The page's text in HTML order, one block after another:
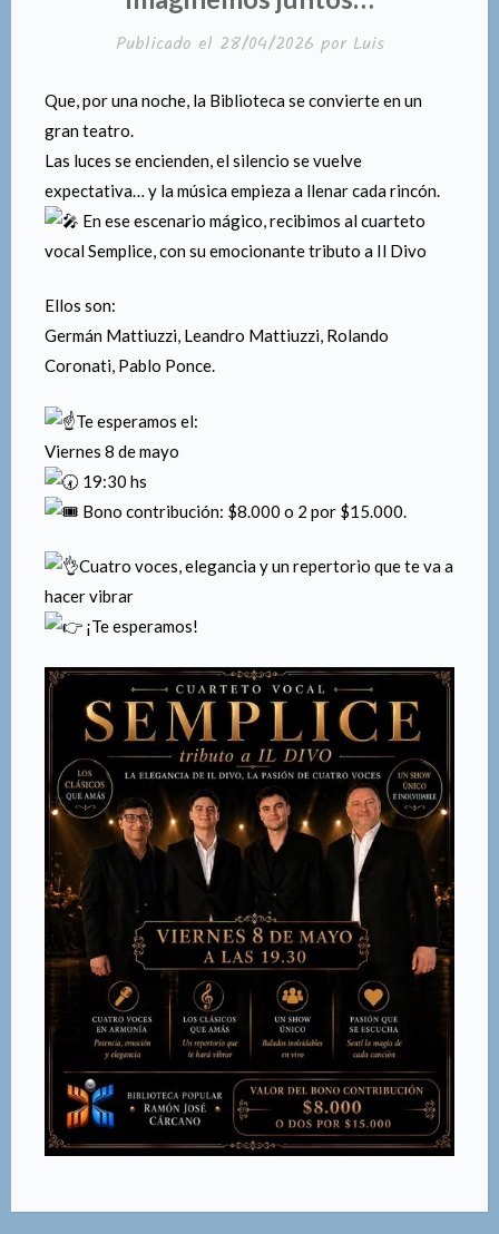
Publicado el 28/04/2026 por Luis
Que, por una noche, la Biblioteca se convierte en un
gran teatro.
Las luces se encienden, el silencio se vuelve
expectativa… y la música empieza a llenar cada rincón.
En ese escenario mágico, recibimos al cuarteto
vocal Semplice, con su emocionante tributo a Il Divo
Ellos son:
Germán Mattiuzzi, Leandro Mattiuzzi, Rolando
Coronati, Pablo Ponce.
Te esperamos el:
Viernes 8 de mayo
19:30 hs
Bono contribución: $8.000 o 2 por $15.000.
Cuatro voces, elegancia y un repertorio que te va a
hacer vibrar
¡Te esperamos!